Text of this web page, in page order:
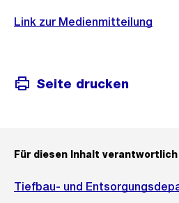
Link zur Medienmitteilung
Seite drucken
Für diesen Inhalt verantwortlich
Tiefbau- und